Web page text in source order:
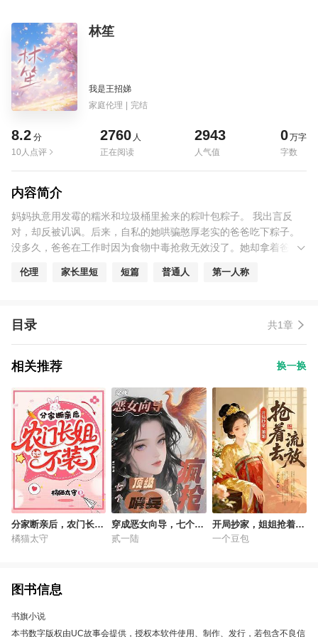
林笙
我是王招娣
家庭伦理 | 完结
8.2 分
10人点评
2760 人
正在阅读
2943
人气值
0万字
字数
内容简介
妈妈执意用发霉的糯米和垃圾桶里捡来的粽叶包粽子。 我出言反
对，却反被讥讽。后来，自私的她哄骗憨厚老实的爸爸吃下粽子。
没多久，爸爸在工作时因为食物中毒抢救无效没了。她却拿着爸爸
在房间里，活生生凌辱致死。再次醒来，我看见她正偷偷摸摸地用
伦理 家长里短 短篇 普通人 第一人称
目录 共1章
相关推荐 换一换
分家断亲后，农门长姐
她不装了
橘猫太守
穿成恶女向导，七个顶
级哨兵疯抢！
贰一陆
开局抄家，姐姐抢着去
流放
一个豆包
图书信息
书旗小说
本书数字版权由UC故事会提供，授权本软件使用、制作、发行，若包含不良信